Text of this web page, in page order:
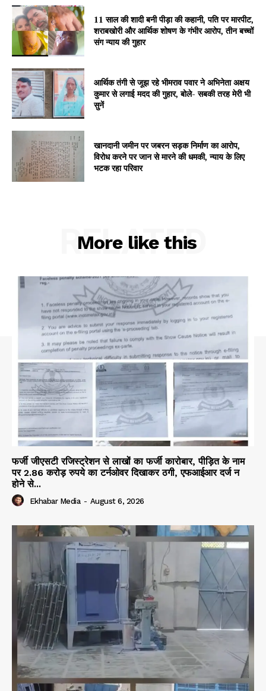
Company
About
Contact us
Subscription Plans
11 साल की शादी बनी पीड़ा की कहानी, पति पर मारपीट,
शराबखोरी और आर्थिक शोषण के गंभीर आरोप, तीन बच्चों
संग न्याय की गुहार
आर्थिक तंगी से जूझ रहे भीमराव पवार ने अभिनेता अक्षय
कुमार से लगाई मदद की गुहार, बोले- सबकी तरह मेरी भी
सुनें
खानदानी जमीन पर जबरन सड़क निर्माण का आरोप,
विरोध करने पर जान से मारने की धमकी, न्याय के लिए
भटक रहा परिवार
More like this
RELATED
फर्जी जीएसटी रजिस्ट्रेशन से लाखों का फर्जी कारोबार, पीड़ित के नाम
पर 2.86 करोड़ रुपये का टर्नओवर दिखाकर ठगी, एफआईआर दर्ज न
होने से...
Ekhabar Media - August 6, 2026